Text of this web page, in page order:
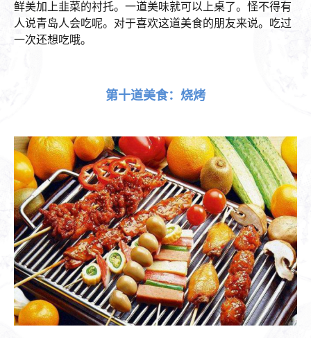
鲜美加上韭菜的衬托。一道美味就可以上桌了。怪不得有
人说青岛人会吃呢。对于喜欢这道美食的朋友来说。吃过
一次还想吃哦。
第十道美食：烧烤